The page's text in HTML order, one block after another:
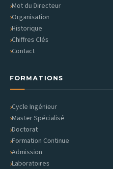
Mot du Directeur
Organisation
Historique
Chiffres Clés
Contact
FORMATIONS
Cycle Ingénieur
Master Spécialisé
Doctorat
Formation Continue
Admission
Laboratoires